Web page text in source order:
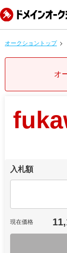
オークショントップ
オ
入札額
現在価格